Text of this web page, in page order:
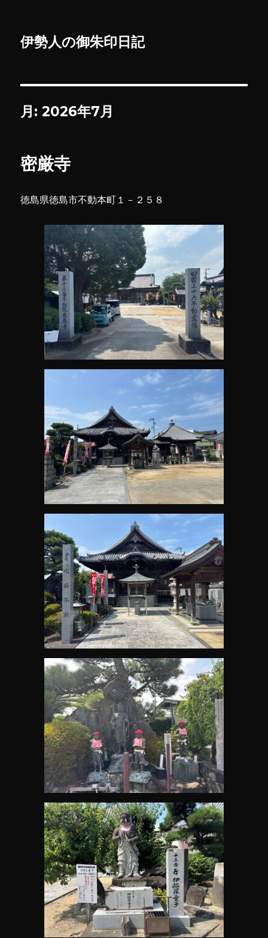
伊勢人の御朱印日記
月:2026年7月
密厳寺
徳島県徳島市不動本町１－２５８